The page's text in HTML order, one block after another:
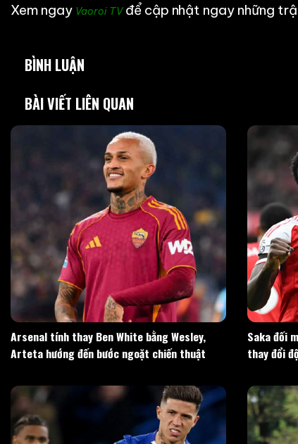
Xem ngay Vaoroi TV để cập nhật ngay những
BÌNH LUẬN
BÀI VIẾT LIÊN QUAN
Arsenal tính thay Ben White bằng Wesley,
Arteta hướng đến bước ngoặt chiến thuật
Saka đối
thay đổi